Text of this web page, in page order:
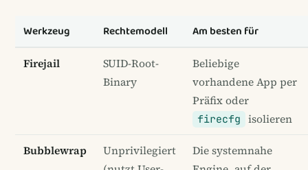
Werkzeug Rechtemodell Am besten für
Firejail
SUID-Root-
Binary
Beliebige
vorhandene App per
Präfix oder
firecfg isolieren
Bubblewrap
Unprivilegiert
Die systemnahe